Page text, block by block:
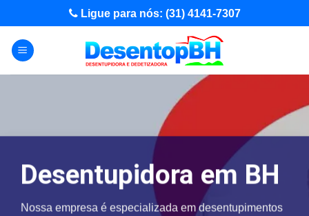
to
content
Ligue para nós: (31) 4141-7307
Desentupidora em BH
Nossa empresa é especializada em desentupimentos